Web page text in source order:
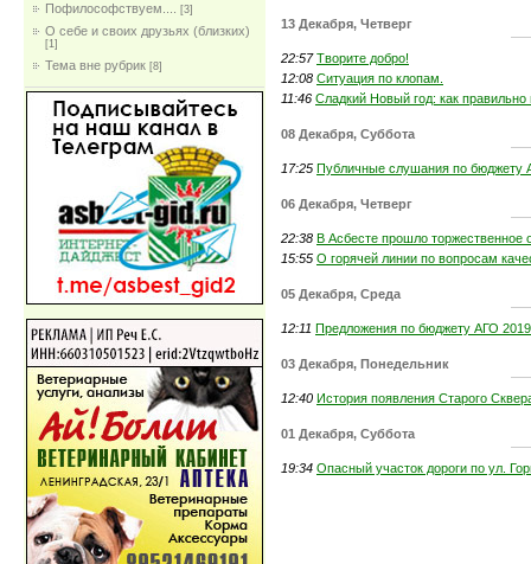
Пофилософствуем.... [3]
О себе и своих друзьях (близких)
[1]
Тема вне рубрик [8]
13 Декабря, Четверг
22:57 Творите добро!
12:08 Ситуация по клопам.
11:46 Сладкий Новый год: как
08 Декабря, Суббота
17:25 Публичные слушания по бюджету
06 Декабря, Четверг
22:38 В Асбесте прошло торжественное
15:55 О горячей линии по вопросам
05 Декабря, Среда
12:11 Предложения по бюджету АГО
03 Декабря, Понедельник
12:40 История появления Старого
01 Декабря, Суббота
19:34 Опасный участок дороги по ул.